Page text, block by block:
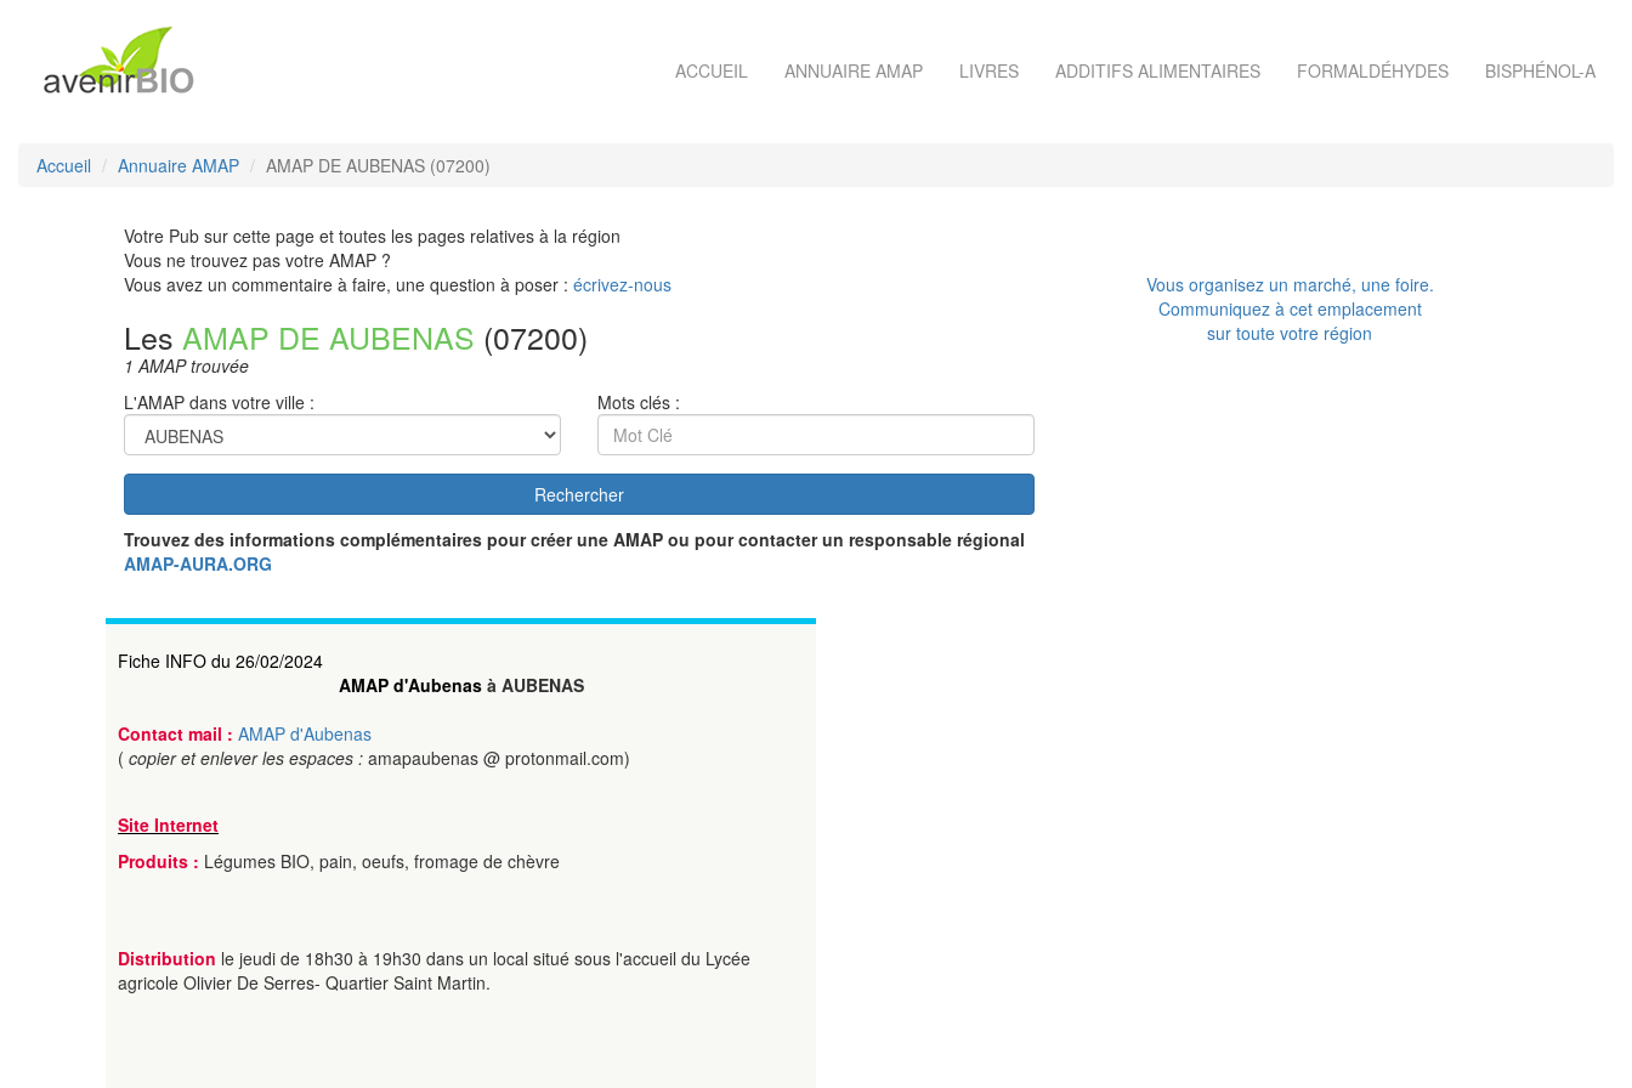
ACCUEIL ANNUAIRE AMAP LIVRES ADDITIFS ALIMENTAIRES FORMALDÉHYDES BISPHÉNOL-A
Accueil Annuaire AMAP AMAP DE AUBENAS (07200)
Votre Pub sur cette page et toutes les pages relatives à la région
Vous ne trouvez pas votre AMAP ?
Vous avez un commentaire à faire, une question à poser : écrivez-nous
Les AMAP DE AUBENAS (07200)
1 AMAP trouvée
L'AMAP dans votre ville :
Mots clés :
Rechercher
Trouvez des informations complémentaires pour créer une AMAP ou pour contacter un responsable régional
AMAP-AURA.ORG
Vous organisez un marché, une foire.
Communiquez à cet emplacement
sur toute votre région
Fiche INFO du 26/02/2024
AMAP d'Aubenasà AUBENAS
Contact mail : AMAP d'Aubenas
( copier et enlever les espaces : amapaubenas @ protonmail.com)
Site Internet
Produits : Légumes BIO, pain, oeufs, fromage de chèvre
Distribution le jeudi de 18h30 à 19h30 dans un local situé sous l'accueil du Lycée
agricole Olivier De Serres- Quartier Saint Martin.